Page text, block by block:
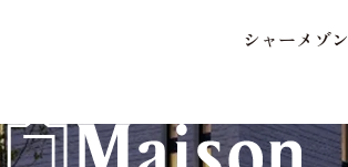
シ ャーメ ゾン